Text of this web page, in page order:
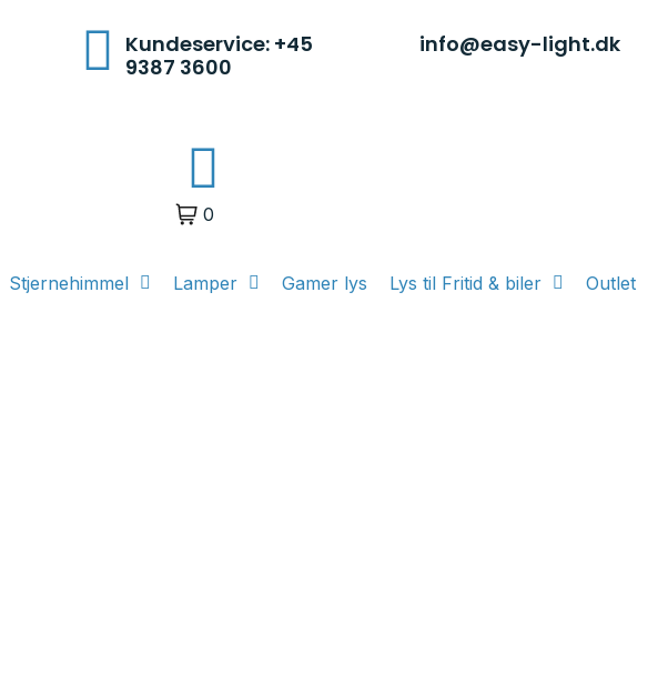
Kundeservice: +45
9387 3600
info@easy-light.dk
0
Stjernehimmel Lamper Gamer lys Lys til Fritid & biler Outlet